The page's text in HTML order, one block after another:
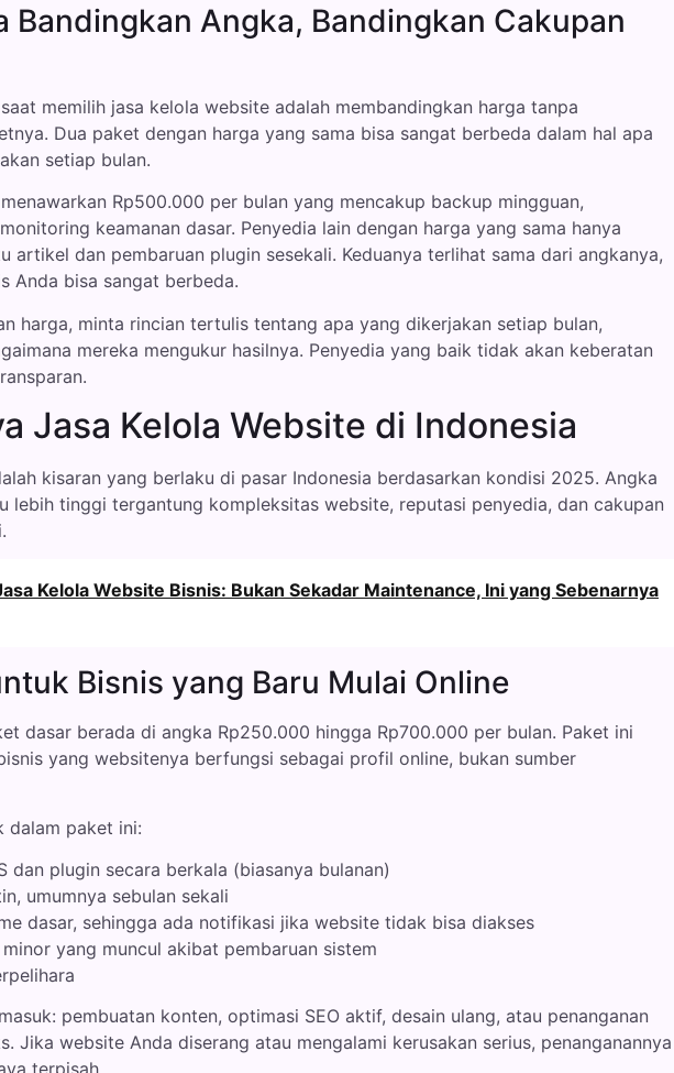
Bandingkan Angka, Bandingkan Cakupan
memilih jasa kelola website adalah membandingkan harga tanpa
Dua paket dengan harga yang sama bisa sangat berbeda dalam hal apa
setiap bulan.
Rp500.000 per bulan yang mencakup backup mingguan,
keamanan dasar. Penyedia lain dengan harga yang sama hanya
artikel dan pembaruan plugin sesekali. Keduanya terlihat sama dari angkanya,
Anda bisa sangat berbeda.
harga, minta rincian tertulis tentang apa yang dikerjakan setiap bulan,
mereka mengukur hasilnya. Penyedia yang baik tidak akan keberatan
Jasa Kelola Website di Indonesia
kisaran yang berlaku di pasar Indonesia berdasarkan kondisi 2025. Angka
lebih tinggi tergantung kompleksitas website, reputasi penyedia, dan cakupan
Kelola Website Bisnis: Bukan Sekadar Maintenance, Ini yang Sebenarnya
Bisnis yang Baru Mulai Online
dasar berada di angka Rp250.000 hingga Rp700.000 per bulan. Paket ini
yang websitenya berfungsi sebagai profil online, bukan sumber
dalam paket ini:
dan plugin secara berkala (biasanya bulanan)
umumnya sebulan sekali
dasar, sehingga ada notifikasi jika website tidak bisa diakses
yang muncul akibat pembaruan sistem
pembuatan konten, optimasi SEO aktif, desain ulang, atau penanganan
Jika website Anda diserang atau mengalami kerusakan serius, penanganannya
terpisah.